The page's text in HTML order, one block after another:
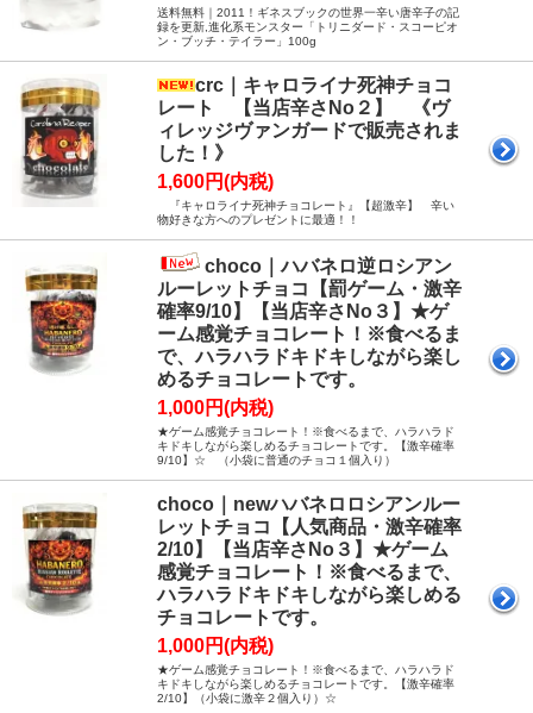
送料無料｜2011！ギネスブックの世界一辛い唐辛子の記
録を更新,進化系モンスター「トリニダード・スコーピオ
ン・ブッチ・テイラー」100g
crc｜キャロライナ死神チョコ
レート 【当店辛さNo２】 《ヴ
ィレッジヴァンガードで販売されま
した！》
1,600円(内税)
『キャロライナ死神チョコレート』【超激辛】 辛い
物好きな方へのプレゼントに最適！！
choco｜ハバネロ逆ロシアン
ルーレットチョコ【罰ゲーム・激辛
確率9/10】【当店辛さNo３】★ゲ
ーム感覚チョコレート！※食べるま
で、ハラハラドキドキしながら楽し
めるチョコレートです。
1,000円(内税)
★ゲーム感覚チョコレート！※食べるまで、ハラハラド
キドキしながら楽しめるチョコレートです。【激辛確率
9/10】☆ （小袋に普通のチョコ１個入り）
choco｜newハバネロロシアンルー
レットチョコ【人気商品・激辛確率
2/10】【当店辛さNo３】★ゲーム
感覚チョコレート！※食べるまで、
ハラハラドキドキしながら楽しめる
チョコレートです。
1,000円(内税)
★ゲーム感覚チョコレート！※食べるまで、ハラハラド
キドキしながら楽しめるチョコレートです。【激辛確率
2/10】（小袋に激辛２個入り）☆